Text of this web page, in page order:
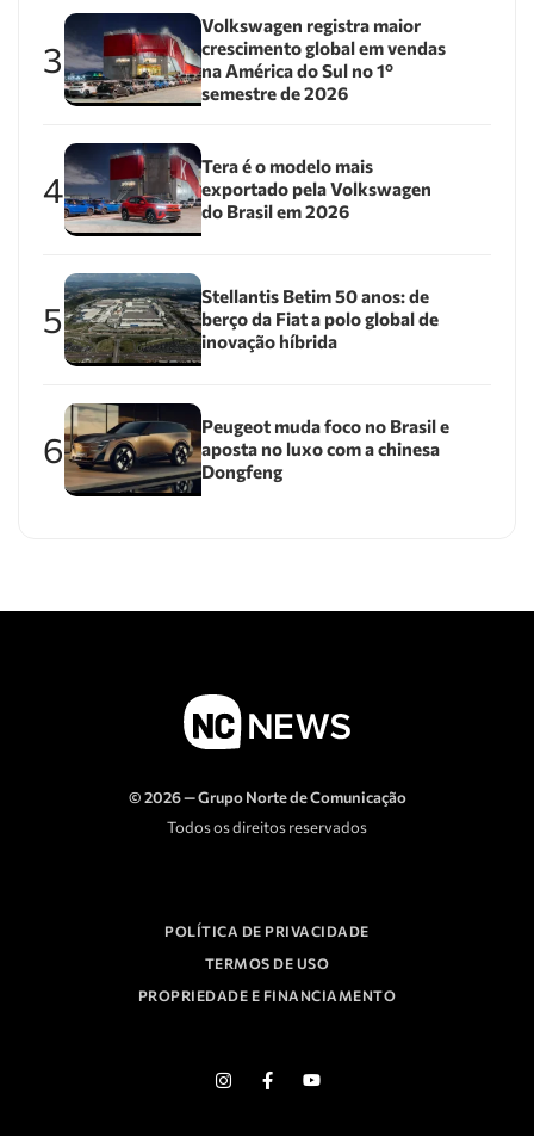
3
Volkswagen registra maior
crescimento global em vendas
na América do Sul no 1º
semestre de 2026
4
Tera é o modelo mais
exportado pela Volkswagen
do Brasil em 2026
5
Stellantis Betim 50 anos: de
berço da Fiat a polo global de
inovação híbrida
6
Peugeot muda foco no Brasil e
aposta no luxo com a chinesa
Dongfeng
© 2026 — Grupo Norte de Comunicação
Todos os direitos reservados
POLÍTICA DE PRIVACIDADE
TERMOS DE USO
PROPRIEDADE E FINANCIAMENTO